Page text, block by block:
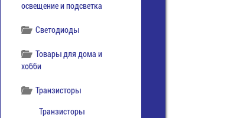
освещение и подсветка
Светодиоды
Товары для дома и
хобби
Транзисторы
Транзисторы